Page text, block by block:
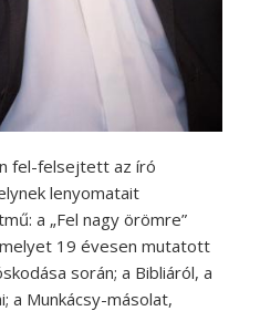
fel-felsejtett az író
lenyomatait
a „Fel nagy örömre”
19 évesen mutatott
során; a Bibliáról, a
a Munkácsy-másolat,